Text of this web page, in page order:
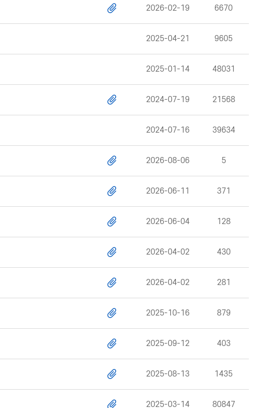
2026-02-19 6670
2025-04-21 9605
2025-01-14 48031
2024-07-19 21568
2024-07-16 39634
2026-08-06 5
2026-06-11 371
2026-06-04 128
2026-04-02 430
2026-04-02 281
2025-10-16 879
2025-09-12 403
2025-08-13 1435
2025-03-14 80847